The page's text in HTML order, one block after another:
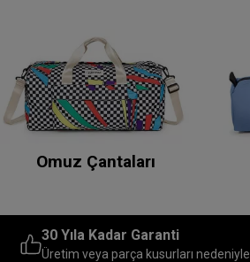
Omuz Çantaları
30 Yıla Kadar Garanti
Üretim veya parça kusurları nedeniyle